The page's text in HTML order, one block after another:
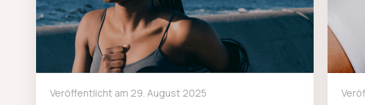
Veröffentlicht am 29. August 2025